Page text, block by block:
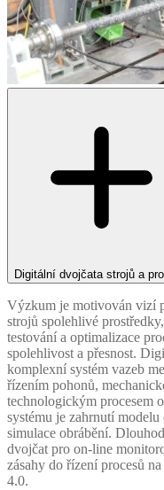
Digitální dvojčata strojů a
Výzkum je motivován vizí
strojů spolehlivé
testování a optimalizace
spolehlivost a přesnost.
komplexní systém vazeb
řízením pohonů,
technologickým procesem
systému je zahrnutí
simulace obrábění.
dvojčat pro on-line
zásahy do řízení procesů
4.0.